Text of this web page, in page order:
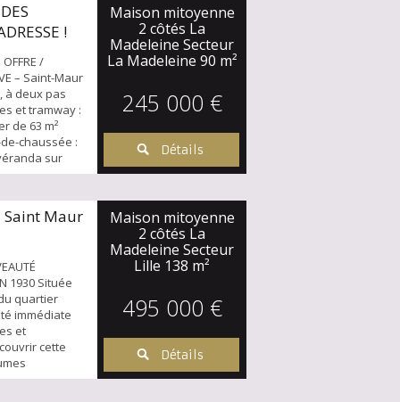
!
/
– Saint-Maur
à deux pas
et tramway :
de 63 m²
de-chaussée :
sur
de 3
ou
quartier
Maison mitoyenne
2 côtés La
Madeleine Secteur
La Madeleine 90 m²
245 000 €
Détails
Saint Maur
1930 Située
quartier
immédiate
et
cette
de-
Maison mitoyenne
2 côtés La
Madeleine Secteur
Lille 138 m²
495 000 €
Détails